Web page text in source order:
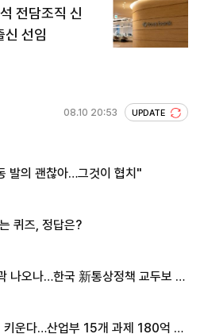
전담조직 신
신 선임
08.10 20:53 UPDATE
발의 괜찮아…그것이 협치"
퀴즈, 정답은?
나오나…한국 新통상정책 교두보 활
키운다…산업부 15개 과제 180억 지